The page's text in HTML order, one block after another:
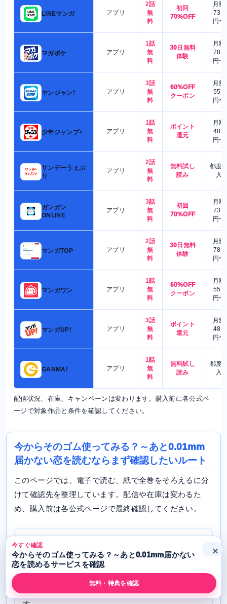
LINEマンガ アプリ
2話
無
料
初回
70%OFF
月額
730
円〜
マガポケ アプリ
1話
無
料
30日無料
体験
月額
780
円〜
ヤンジャン! アプリ
3話
無
料
60%OFF
クーポン
月額
550
円〜
少年ジャンプ+ アプリ
1話
無
料
ポイント
還元
月額
480
円〜
サンデーうぇぶ
り
アプリ
2話
無
料
無料試し
読み
都度
入
ガンガン
ONLINE
アプリ
3話
無
料
初回
70%OFF
月額
730
円〜
マンガTOP アプリ
2話
無
料
30日無料
体験
月額
780
円〜
マンガワン アプリ
1話
無
料
60%OFF
クーポン
月額
550
円〜
マンガUP! アプリ
3話
無
料
ポイント
還元
月額
480
円〜
GANMA! アプリ
1話
無
料
無料試し
読み
都度
入
配信状況、在庫、キャンペーンは変わります。購入前に各公式ペ
ージで対象作品と条件を確認してください。
今からそのゴム使ってみる？～あと0.01mm
届かない恋を読むならまず確認したいルート
このページでは、電子で読む、紙で全巻をそろえるに分
けて確認先を整理しています。配信や在庫は変わるた
め、購入前は各公式ページで最終確認してください。
電子で今すぐ読む
ebookjapanを確認します。無料試し読み、巻数、
今すぐ確認
今からそのゴム使ってみる？～あと0.01mm届かない
恋を読めるサービスを確認
無料・特典を確認
×